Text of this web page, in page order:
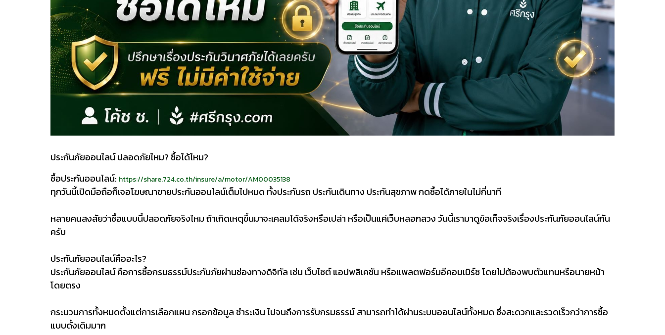
ประกันภัยออนไลน์ ปลอดภัยไหม? ซื้อได้ไหม?
ซื้อประกันออนไลน์: https://share.724.co.th/insure/a/motor/AM00035138
ทุกวันนี้เปิดมือถือก็เจอโฆษณาขายประกันออนไลน์เต็มไปหมด ทั้งประกันรถ ประกันเดินทาง ประกันสุขภาพ กดซื้อได้ภายในไม่กี่นาที
หลายคนสงสัยว่าซื้อแบบนี้ปลอดภัยจริงไหม ถ้าเกิดเหตุขึ้นมาจะเคลมได้จริงหรือเปล่า หรือเป็นแค่เว็บหลอกลวง วันนี้เรามาดูข้อเท็จจริงเรื่องประกันภัยออนไลน์กัน
ครับ
ประกันภัยออนไลน์คืออะไร?
ประกันภัยออนไลน์ คือการซื้อกรมธรรม์ประกันภัยผ่านช่องทางดิจิทัล เช่น เว็บไซต์ แอปพลิเคชัน หรือแพลตฟอร์มอีคอมเมิร์ซ โดยไม่ต้องพบตัวแทนหรือนายหน้า
โดยตรง
กระบวนการทั้งหมดตั้งแต่การเลือกแผน กรอกข้อมูล ชำระเงิน ไปจนถึงการรับกรมธรรม์ สามารถทำได้ผ่านระบบออนไลน์ทั้งหมด ซึ่งสะดวกและรวดเร็วกว่าการซื้อ
แบบดั้งเดิมมาก